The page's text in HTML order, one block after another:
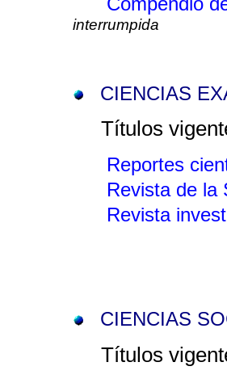
interrumpida
CIENCIAS
Títulos
Reportes
Revista de
Revista
CIENCIAS
Títulos